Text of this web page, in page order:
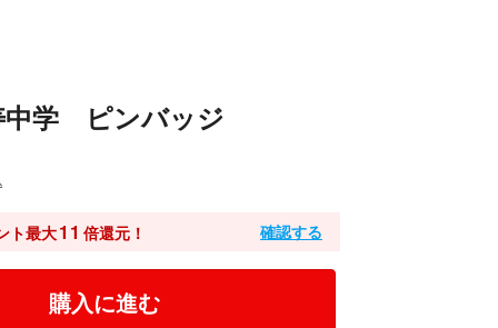
中学 ピンバッジ
ト最大11 倍還元！ 確認する
購入に進む